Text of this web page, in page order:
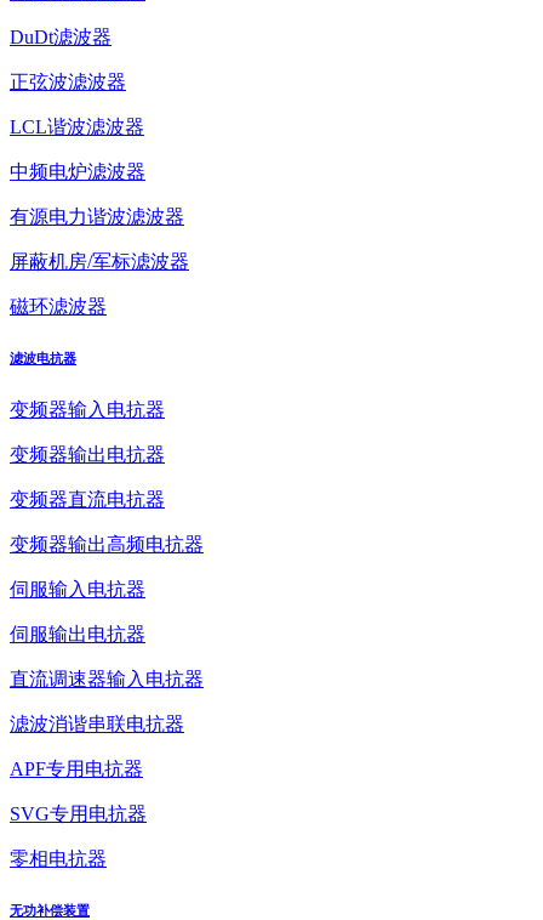
DuDt滤波器
正弦波滤波器
LCL谐波滤波器
中频电炉滤波器
有源电力谐波滤波器
屏蔽机房/军标滤波器
磁环滤波器
滤波电抗器
变频器输入电抗器
变频器输出电抗器
变频器直流电抗器
变频器输出高频电抗器
伺服输入电抗器
伺服输出电抗器
直流调速器输入电抗器
滤波消谐串联电抗器
APF专用电抗器
SVG专用电抗器
零相电抗器
无功补偿装置